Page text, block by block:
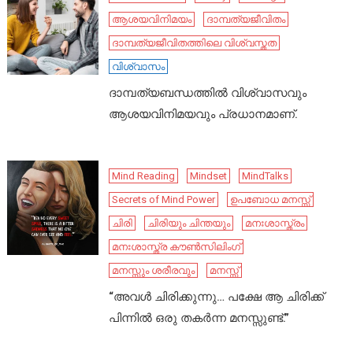
ആശയവിനിമയം
ദാമ്പത്യജീവിതം
ദാമ്പത്യജീവിതത്തിലെ വിശ്വസ്തത
വിശ്വാസം
ദാമ്പത്യബന്ധത്തിൽ വിശ്വാസവും
ആശയവിനിമയവും പ്രധാനമാണ്.
Mind Reading Mindset
MindTalks
Secrets of Mind Power
ഉപബോധ മനസ്സ്
ചിരി
ചിരിയും ചിന്തയും
മനഃശാസ്ത്രം
മനഃശാസ്ത്ര കൗൺസിലിംഗ്
മനസ്സും ശരീരവും
മനസ്സ്
“അവൾ ചിരിക്കുന്നു… പക്ഷേ ആ ചിരിക്ക്
പിന്നിൽ ഒരു തകർന്ന മനസ്സുണ്ട്.”